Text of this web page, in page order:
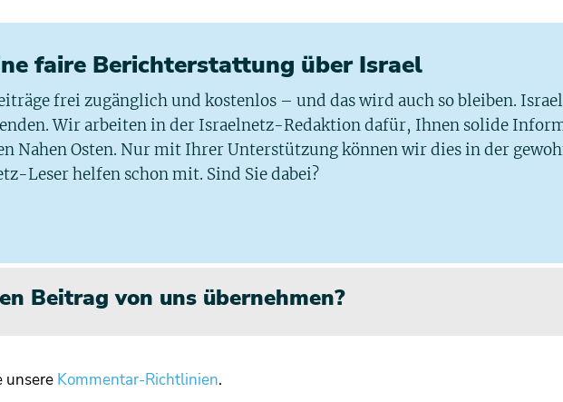
faire Berichterstattung über Israel
frei zugänglich und kostenlos – und das wird auch so bleiben.
Wir arbeiten in der Israelnetz-Redaktion dafür, Ihnen solide
Nahen Osten. Nur mit Ihrer Unterstützung können wir dies in der
Leser helfen schon mit. Sind Sie dabei?
Beitrag von uns übernehmen?
unsere Kommentar-Richtlinien.